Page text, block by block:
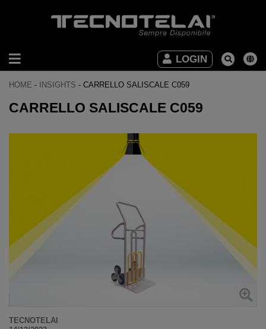
LOGIN
INDUSTRIAL
FURNITURE
FURNITURE
CONTACTS
HOME - INSIGHTS - CARRELLO SALISCALE C059
CARRELLO SALISCALE C059
TECNOTELAI